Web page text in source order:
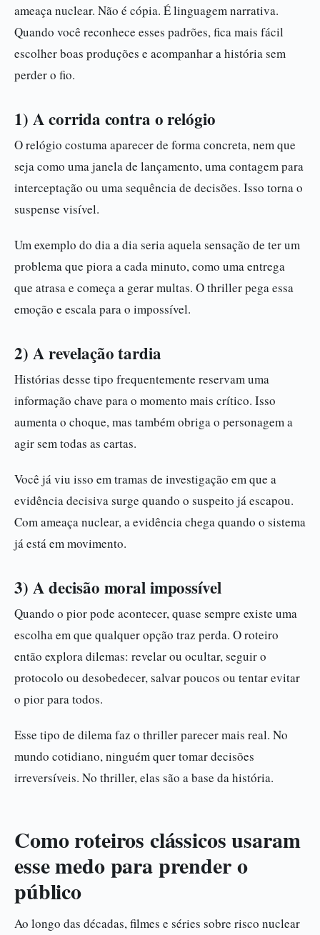
ameaça nuclear. Não é cópia. É linguagem narrativa.
Quando você reconhece esses padrões, fica mais fácil
escolher boas produções e acompanhar a história sem
perder o fio.
1) A corrida contra o relógio
O relógio costuma aparecer de forma concreta, nem que
seja como uma janela de lançamento, uma contagem para
interceptação ou uma sequência de decisões. Isso torna o
suspense visível.
Um exemplo do dia a dia seria aquela sensação de ter um
problema que piora a cada minuto, como uma entrega
que atrasa e começa a gerar multas. O thriller pega essa
emoção e escala para o impossível.
2) A revelação tardia
Histórias desse tipo frequentemente reservam uma
informação chave para o momento mais crítico. Isso
aumenta o choque, mas também obriga o personagem a
agir sem todas as cartas.
Você já viu isso em tramas de investigação em que a
evidência decisiva surge quando o suspeito já escapou.
Com ameaça nuclear, a evidência chega quando o sistema
já está em movimento.
3) A decisão moral impossível
Quando o pior pode acontecer, quase sempre existe uma
escolha em que qualquer opção traz perda. O roteiro
então explora dilemas: revelar ou ocultar, seguir o
protocolo ou desobedecer, salvar poucos ou tentar evitar
o pior para todos.
Esse tipo de dilema faz o thriller parecer mais real. No
mundo cotidiano, ninguém quer tomar decisões
irreversíveis. No thriller, elas são a base da história.
Como roteiros clássicos usaram
esse medo para prender o
público
Ao longo das décadas, filmes e séries sobre risco nuclear